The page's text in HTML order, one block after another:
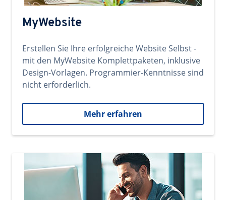
MyWebsite
Erstellen Sie Ihre erfolgreiche Website Selbst -
mit den MyWebsite Komplettpaketen, inklusive
Design-Vorlagen. Programmier-Kenntnisse sind
nicht erforderlich.
Mehr erfahren